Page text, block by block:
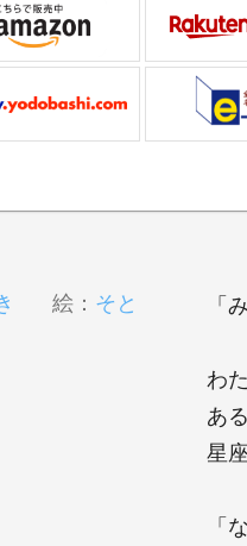
絵： そと 「
わ
あ
星
「